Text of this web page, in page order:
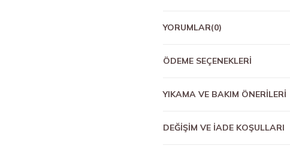
YORUMLAR(0)
ÖDEME SEÇENEKLERI
YIKAMA VE BAKIM ÖNERİLERİ
DEĞİŞİM VE İADE KOŞULLARI